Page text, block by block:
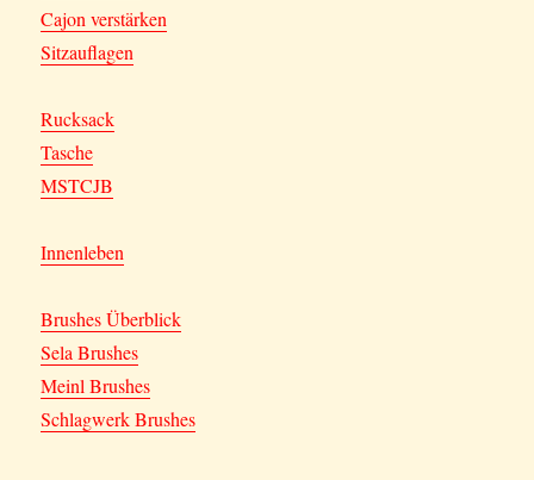
Cajon verstärken
Sitzauflagen
Rucksack
Tasche
MSTCJB
Innenleben
Brushes Überblick
Sela Brushes
Meinl Brushes
Schlagwerk Brushes